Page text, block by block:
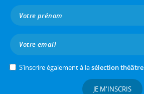
S’inscrire également à lasélection théâtre
JE M'INSCRIS